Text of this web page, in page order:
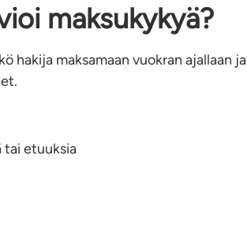
maksukykyä?
hakija maksamaan vuokran ajallaan ja
tai etuuksia